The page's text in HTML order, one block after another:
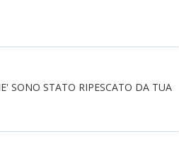
SONO STATO RIPESCATO DA TUA